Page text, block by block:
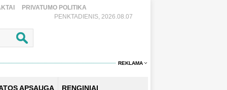
PRIVATUMO POLITIKA
PENKTADIENIS, 2026.08.07
REKLAMA
APSAUGA RENGINIAI